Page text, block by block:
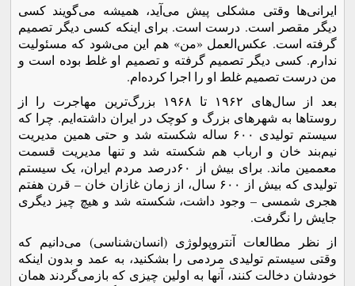
ایرانی‌ها وقتی مشکلی پیش می‌آید، همیشه می‌گویند کسی
دیگر مقصر است. درست است. برای اینکه کسی دیگر تصمیم
گرفته است. عکس‌العمل «من» هم این می‌شود که مسئولیت
ندارم. کسی دیگر تصمیم گرفته و تصمیم او غلط بوده است و
من درست تصمیم غلط او را اجرا کرده‌ام.
بعد از سال‌های ۱۹۶۲ تا ۱۹۶۸ بزرگ‌ترین مهاجرت را از
روستاها به شهرهای بزرگ و کوچک در ایران داشته‌ایم. چرا که
سیستم تولیدی ۶۰۰ ساله شکسته شد و حتی همین مدیریت
نیم‌بند خان و ارباب هم شکسته شد و تنها مدیریت قسمت
معممین ماند. برای بیش از ۶۰درصد مردم ایران، یک سیستم
تولیدی که بیش از ۶۰۰ سال، از زمان غازان خان – قرن هفتم
هجری شمسی – وجود داشت، شکسته شد و هیچ چیز دیگری
جایش را نگرفت.
از نظر مطالعات آنتروپولوژی (انسان‌شناسی) می‌دانیم که
وقتی سیستم تولیدی مردمی را بشکنید، به عمد و بدون اینکه
خودشان دخالت کنند، آنها به اولین چیزی که بازمی‌گردند همان